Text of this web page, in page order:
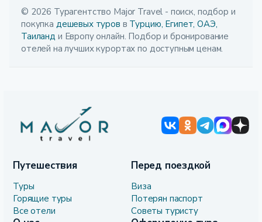
© 2026 Турагентство Major Travel - поиск, подбор и
покупка дешевых туров в Турцию, Египет, ОАЭ,
Таиланд и Европу онлайн. Подбор и бронирование
отелей на лучших курортах по доступным ценам.
Путешествия
Туры
Горящие туры
Все отели
Перед поездкой
Виза
Потерян паспорт
Советы туристу